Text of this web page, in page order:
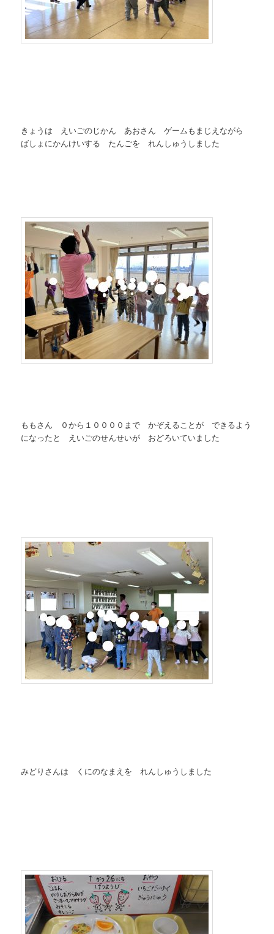
きょうは えいごのじかん あおさん ゲームもまじえながら
ばしょにかんけいする たんごを れんしゅうしました
ももさん ０から１００００まで かぞえることが できるよう
になったと えいごのせんせいが おどろいていました
みどりさんは くにのなまえを れんしゅうしました